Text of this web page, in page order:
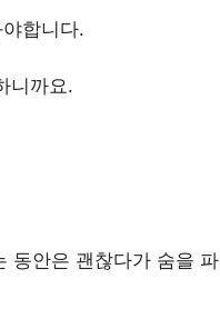
합니다.
니까요.
동안은 괜찮다가 숨을 파